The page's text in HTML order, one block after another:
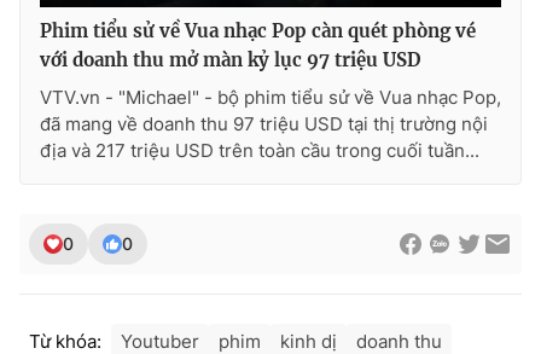
Phim tiểu sử về Vua nhạc Pop càn quét phòng vé
với doanh thu mở màn kỷ lục 97 triệu USD
VTV.vn - "Michael" - bộ phim tiểu sử về Vua nhạc Pop,
đã mang về doanh thu 97 triệu USD tại thị trường nội
địa và 217 triệu USD trên toàn cầu trong cuối tuần...
0 0
Từ khóa: Youtuber phim kinh dị doanh thu